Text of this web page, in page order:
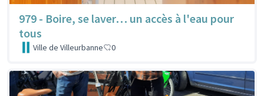
979 - Boire, se laver… un accès à l'eau pour
tous
Ville de Villeurbanne 0